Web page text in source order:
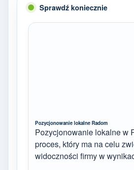
Sprawdź koniecznie
Pozycjonowanie lokalne Radom
Pozycjonowanie lokalne w
proces, który ma na celu
widoczności firmy w